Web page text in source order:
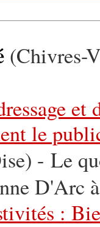
(Chivres-
et
le
- Le
D'Arc
: